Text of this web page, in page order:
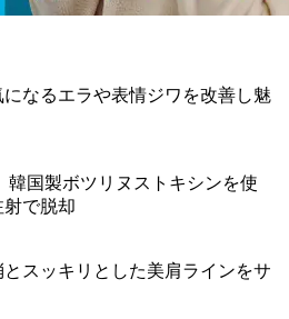
になるエラや表情ジワを改善し魅
韓国製ボツリヌストキシンを使
で脱却
スッキリとした美肩ラインをサ